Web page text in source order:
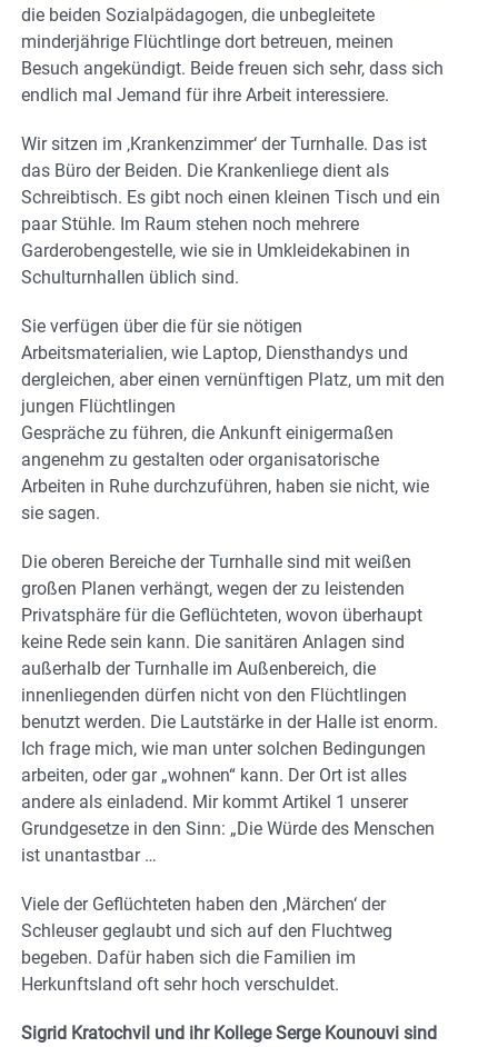
die beiden Sozialpädagogen, die unbegleitete
minderjährige Flüchtlinge dort betreuen, meinen
Besuch angekündigt. Beide freuen sich sehr, dass sich
endlich mal Jemand für ihre Arbeit interessiere.
Wir sitzen im ‚Krankenzimmer‘ der Turnhalle. Das ist
das Büro der Beiden. Die Krankenliege dient als
Schreibtisch. Es gibt noch einen kleinen Tisch und ein
paar Stühle. Im Raum stehen noch mehrere
Garderobengestelle, wie sie in Umkleidekabinen in
Schulturnhallen üblich sind.
Sie verfügen über die für sie nötigen
Arbeitsmaterialien, wie Laptop, Diensthandys und
dergleichen, aber einen vernünftigen Platz, um mit den
jungen Flüchtlingen
Gespräche zu führen, die Ankunft einigermaßen
angenehm zu gestalten oder organisatorische
Arbeiten in Ruhe durchzuführen, haben sie nicht, wie
sie sagen.
Die oberen Bereiche der Turnhalle sind mit weißen
großen Planen verhängt, wegen der zu leistenden
Privatsphäre für die Geflüchteten, wovon überhaupt
keine Rede sein kann. Die sanitären Anlagen sind
außerhalb der Turnhalle im Außenbereich, die
innenliegenden dürfen nicht von den Flüchtlingen
benutzt werden. Die Lautstärke in der Halle ist enorm.
Ich frage mich, wie man unter solchen Bedingungen
arbeiten, oder gar „wohnen“ kann. Der Ort ist alles
andere als einladend. Mir kommt Artikel 1 unserer
Grundgesetze in den Sinn: „Die Würde des Menschen
ist unantastbar …
Viele der Geflüchteten haben den ‚Märchen‘ der
Schleuser geglaubt und sich auf den Fluchtweg
begeben. Dafür haben sich die Familien im
Herkunftsland oft sehr hoch verschuldet.
Sigrid Kratochvil und ihr Kollege Serge Kounouvi sind